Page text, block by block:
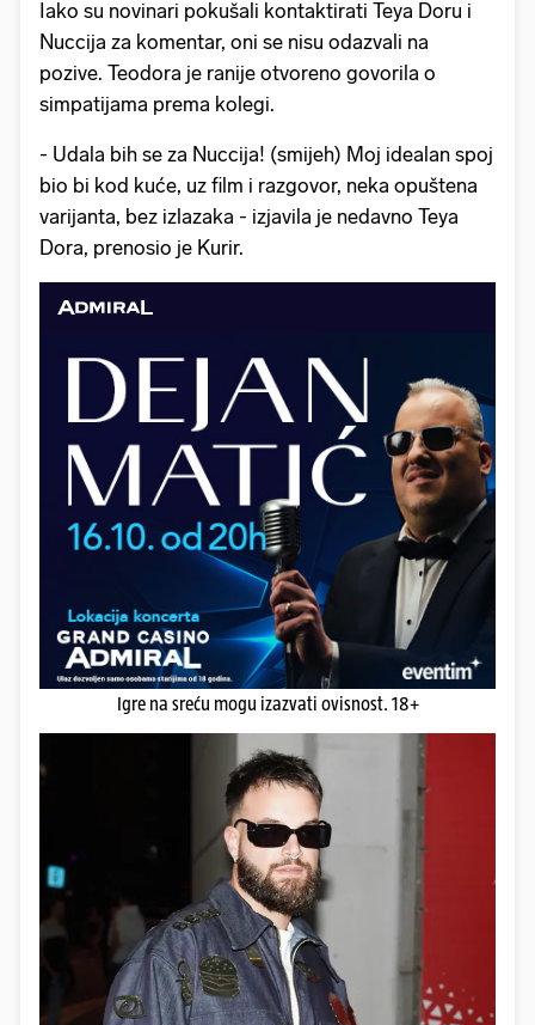
Iako su novinari pokušali kontaktirati Teya Doru i
Nuccija za komentar, oni se nisu odazvali na
pozive. Teodora je ranije otvoreno govorila o
simpatijama prema kolegi.
- Udala bih se za Nuccija! (smijeh) Moj idealan spoj
bio bi kod kuće, uz film i razgovor, neka opuštena
varijanta, bez izlazaka - izjavila je nedavno Teya
Dora, prenosio je Kurir.
Igre na sreću mogu izazvati ovisnost. 18+